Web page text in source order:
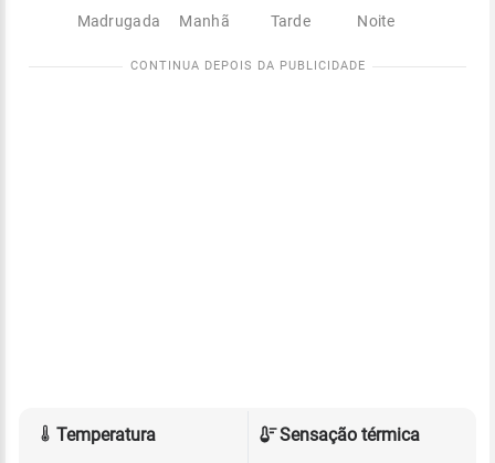
Madrugada Manhã Tarde Noite
Temperatura
Sensação térmica